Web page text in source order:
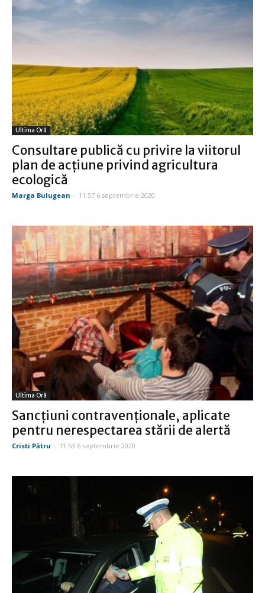
Ultima Oră
Consultare publică cu privire la viitorul
plan de acțiune privind agricultura
ecologică
Marga Bulugean - 11:57 6 septembrie 2020
Ultima Oră
Sancţiuni contravenţionale, aplicate
pentru nerespectarea stării de alertă
Cristi Pătru - 11:53 6 septembrie 2020